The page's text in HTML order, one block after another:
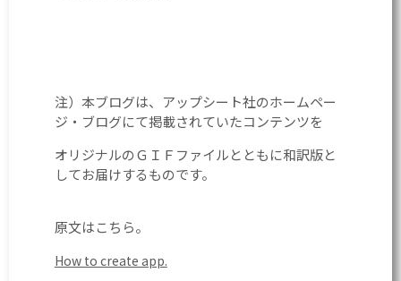
注）本ブログは、アップシート社のホームペー
ジ・ブログにて掲載されていたコンテンツを
オリジナルのＧＩＦファイルとともに和訳版と
してお届けするものです。
原文はこちら。
How to create app.